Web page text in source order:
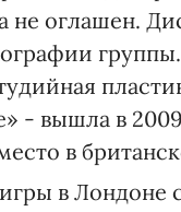
не оглашен.
группы.
- вышла в
в
в Лондоне